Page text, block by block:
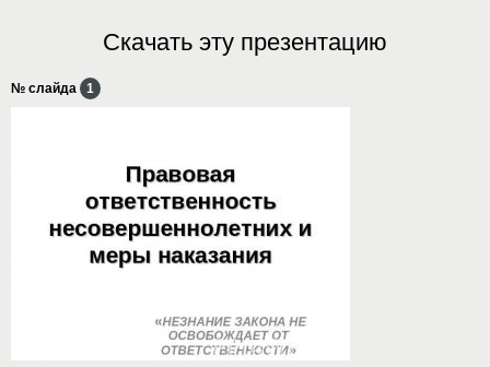
Скачать эту презентацию
№ слайда 1